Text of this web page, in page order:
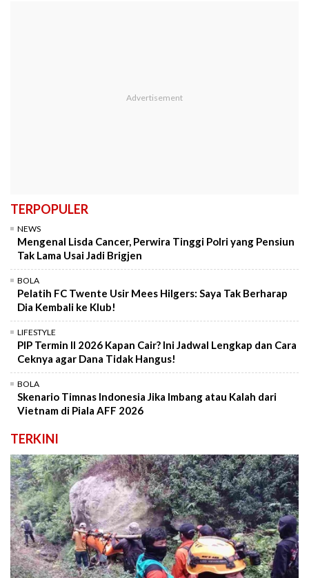
TERPOPULER
NEWS
Mengenal Lisda Cancer, Perwira Tinggi Polri yang Pensiun
Tak Lama Usai Jadi Brigjen
BOLA
Pelatih FC Twente Usir Mees Hilgers: Saya Tak Berharap
Dia Kembali ke Klub!
LIFESTYLE
PIP Termin II 2026 Kapan Cair? Ini Jadwal Lengkap dan Cara
Ceknya agar Dana Tidak Hangus!
BOLA
Skenario Timnas Indonesia Jika Imbang atau Kalah dari
Vietnam di Piala AFF 2026
TERKINI